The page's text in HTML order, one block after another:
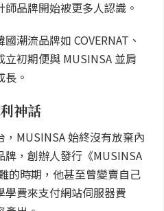
品牌開始被更多人認識。
潮流品牌如 COVERNAT、
初期便與 MUSINSA 並肩
。
神話
MUSINSA 始終沒有放棄內
，創辦人發行《MUSINSA
的時期，他甚至曾變賣自己
費來支付網站伺服器費